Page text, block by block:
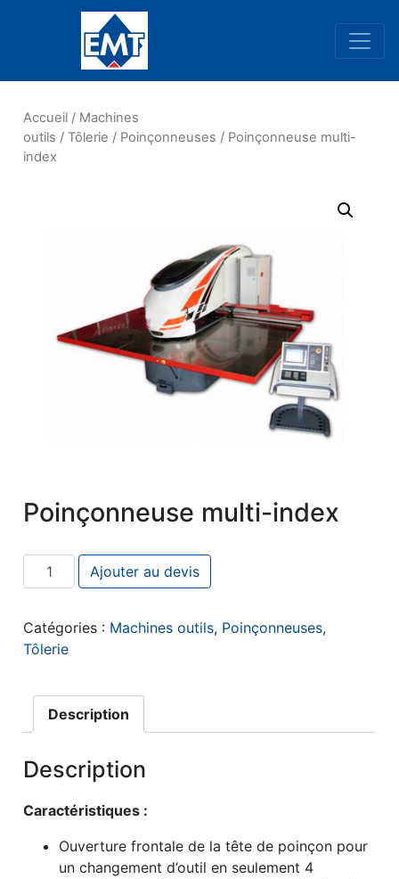
Navigation principale
Accueil / Machines
outils /Tôlerie / Poinçonneuses / Poinçonneuse multi-
index
Poinçonneuse multi-index
quantité de Poinçonneuse multi-index
Ajouter au devis
Catégories : Machines outils, Poinçonneuses,
Tôlerie
Description
Description
Caractéristiques :
Ouverture frontale de la tête de poinçon pour
un changement d’outil en seulement 4